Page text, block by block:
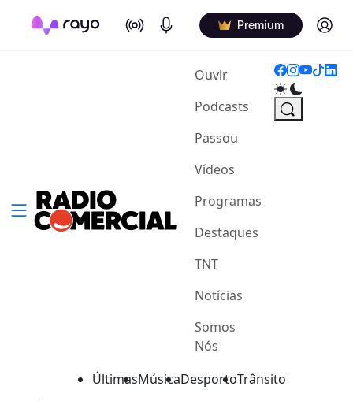
On Air Podcasts Premium Log in
Ouvir(current)
Podcasts
Passou
Vídeos
Programas
Destaques
TNT
Notícias
Somos
Nós
ÚltimasMúsicaDesportoTrânsito